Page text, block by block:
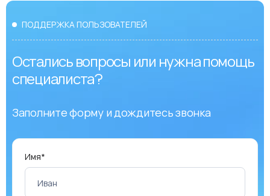
ПОДДЕРЖКА ПОЛЬЗОВАТЕЛЕЙ
Остались вопросы или нужна помощь
специалиста?
Заполните форму и дождитесь звонка
Имя*